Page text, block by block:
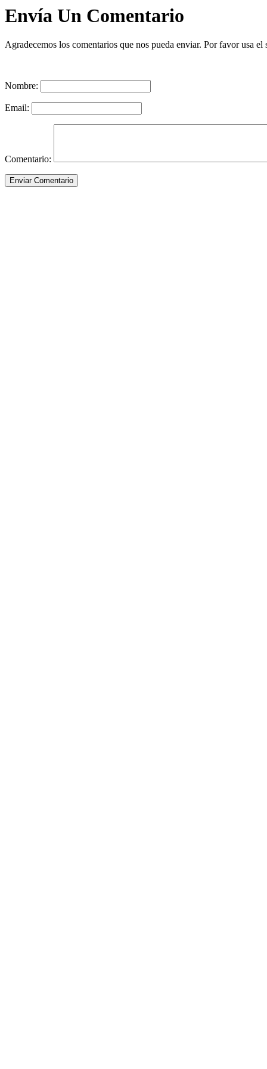
Envía Un Comentario
Agradecemos los comentarios que nos pueda enviar. Por favor usa
Nombre:
Email:
Comentario: